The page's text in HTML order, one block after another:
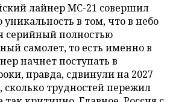
лайнер МС-21 совершил
в том, что в небо
серийный полностью
самолет, то есть именно в
начнет поступать в
правда, сдвинули на 2027
сколько трудностей пережил